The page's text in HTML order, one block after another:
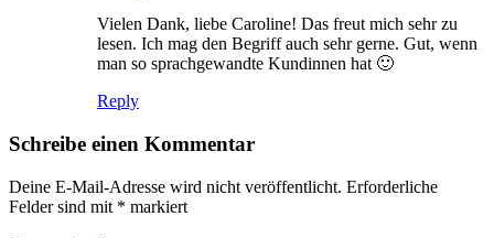
Vielen Dank, liebe Caroline! Das freut mich sehr zu
lesen. Ich mag den Begriff auch sehr gerne. Gut, wenn
man so sprachgewandte Kundinnen hat 🙂
Reply
Schreibe einen Kommentar
Deine E-Mail-Adresse wird nicht veröffentlicht. Erforderliche
Felder sind mit * markiert